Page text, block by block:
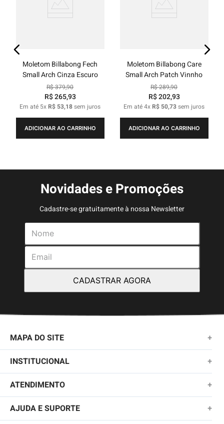
Moletom Billabong Fech
Small Arch Cinza Escuro
R$379,90
R$265,93
Em até 5xR$ 53,18sem juros
ADICIONAR AO CARRINHO
Moletom Billabong Care
Small Arch Patch Vinnho
R$289,90
R$202,93
Em até4xR$ 50,73sem juros
ADICIONAR AO CARRINHO
Novidades e Promoções
Cadastre-se gratuitamente à nossa Newsletter
CADASTRAR AGORA
MAPA DO SITE +
NOVIDADES
MASCULINO
KIDS
FEMININO
INSTITUCIONAL +
SOBRE NÓS
TROCAS E DEVOLUÇÕES
ATENDIMENTO +
(11)2010-1028
AJUDA E SUPORTE +